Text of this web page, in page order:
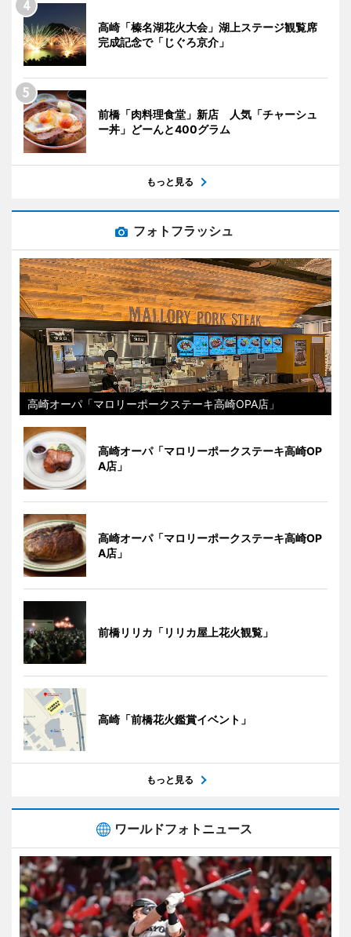
高崎「榛名湖花火大会」湖上ステージ観覧席
完成記念で「じぐろ京介」
前橋「肉料理食堂」新店 人気「チャーシュ
ー丼」どーんと400グラム
もっと見る
フォトフラッシュ
高崎オーパ「マロリーポークステーキ高崎OPA店」
高崎オーパ「マロリーポークステーキ高崎OP
A店」
高崎オーパ「マロリーポークステーキ高崎OP
A店」
前橋リリカ「リリカ屋上花火観覧」
高崎「前橋花火鑑賞イベント」
もっと見る
ワールドフォトニュース